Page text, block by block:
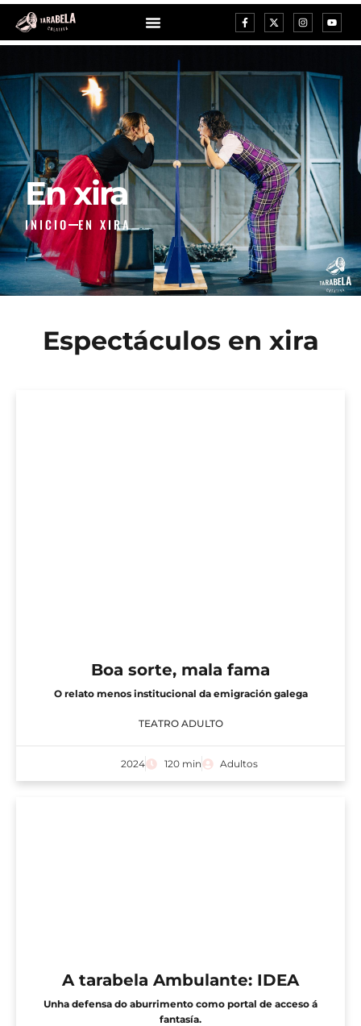
En xira
INICIO EN XIRA
Espectáculos en xira
Boa sorte, mala fama
O relato menos institucional da emigración galega
TEATRO ADULTO
2024 120 min Adultos
A tarabela Ambulante: IDEA
Unha defensa do aburrimento como portal de acceso á
fantasía.